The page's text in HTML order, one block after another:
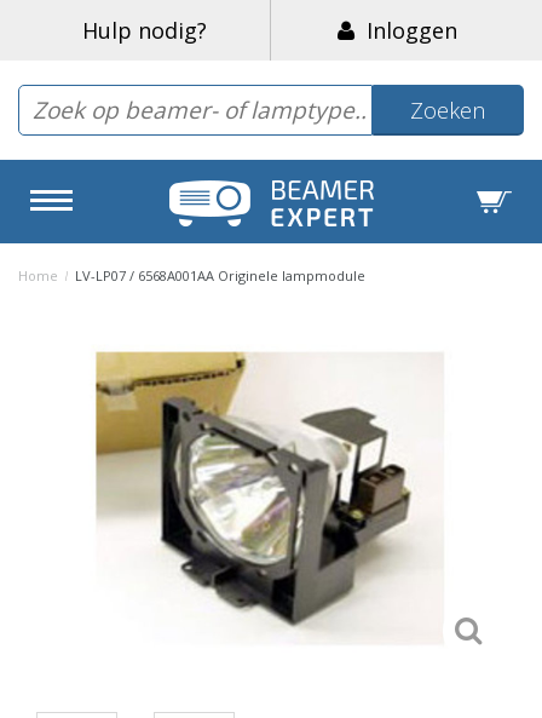
Hulp nodig? Inloggen
Zoeken
Home / LV-LP07 / 6568A001AA Originele lampmodule